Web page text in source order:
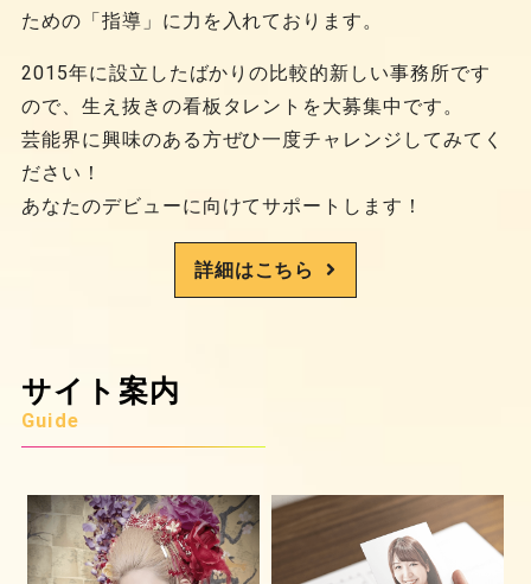
ための「指導」に力を入れております。
2015年に設立したばかりの比較的新しい事務所です
ので、生え抜きの看板タレントを大募集中です。
芸能界に興味のある方ぜひ一度チャレンジしてみてく
ださい！
あなたのデビューに向けてサポートします！
詳細はこちら
サイト案内
Guide